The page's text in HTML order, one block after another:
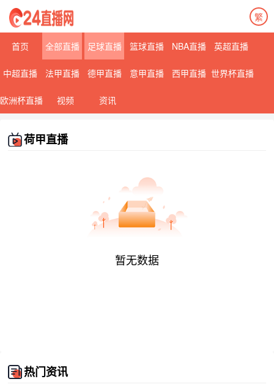
繁
首页 全部直播 足球直播 篮球直播 NBA直播 英超直播
中超直播 法甲直播 德甲直播 意甲直播 西甲直播 世界杯直播
欧洲杯直播 视频 资讯
荷甲直播
暂无数据
热门资讯